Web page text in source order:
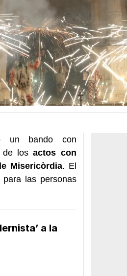
un bando con
de losactos con
Misericòrdia. El
las personas
a la